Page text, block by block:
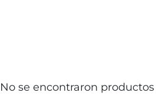
No se encontraron